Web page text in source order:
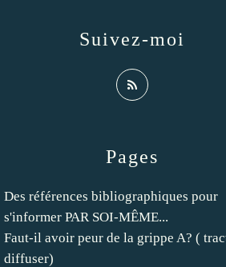
Pages
Des références bibliographiques pour
s'informer PAR SOI-MÊME...
Faut-il avoir peur de la grippe A? (
diffuser)
Suivez-moi